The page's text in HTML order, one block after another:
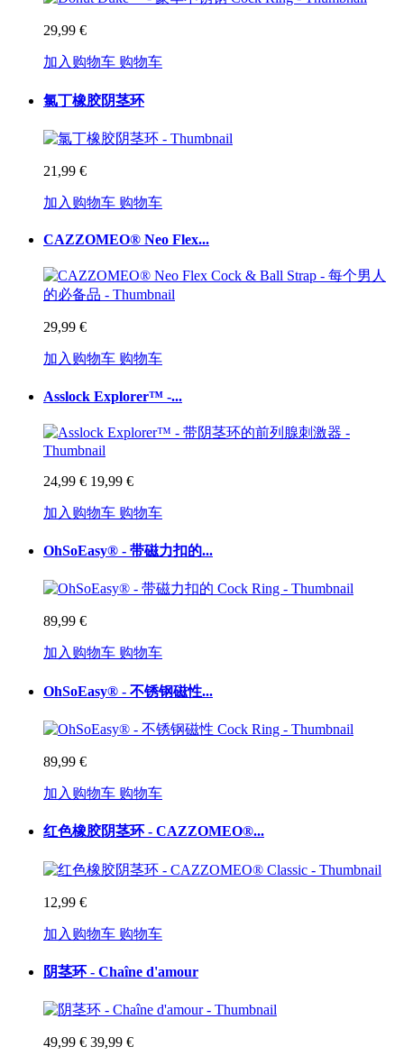
29,99 €
加入购物车 购物车
氯丁橡胶阴茎环
21,99 €
加入购物车 购物车
CAZZOMEO® Neo Flex...
29,99 €
加入购物车 购物车
Asslock Explorer™ -...
24,99 € 19,99 €
加入购物车 购物车
OhSoEasy® - 带磁力扣的...
89,99 €
加入购物车 购物车
OhSoEasy® - 不锈钢磁性...
89,99 €
加入购物车 购物车
红色橡胶阴茎环 - CAZZOMEO®...
12,99 €
加入购物车 购物车
阴茎环 - Chaîne d'amour
49,99 € 39,99 €